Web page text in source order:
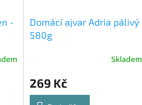
-
Domácí ajvar Adria pálivý
580g
Skladem
269 Kč